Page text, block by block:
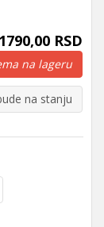
1790,00 RSD
na lageru
na stanju